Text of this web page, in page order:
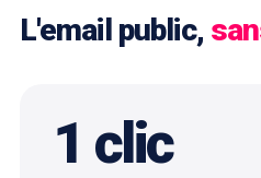
L'email public,
1 clic